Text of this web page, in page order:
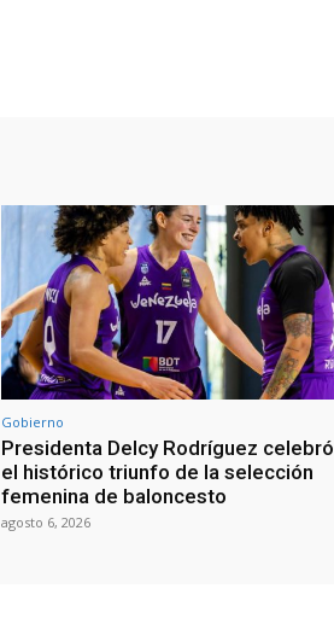
Gobierno
Presidenta Delcy Rodríguez celebró
el histórico triunfo de la selección
femenina de baloncesto
agosto 6, 2026